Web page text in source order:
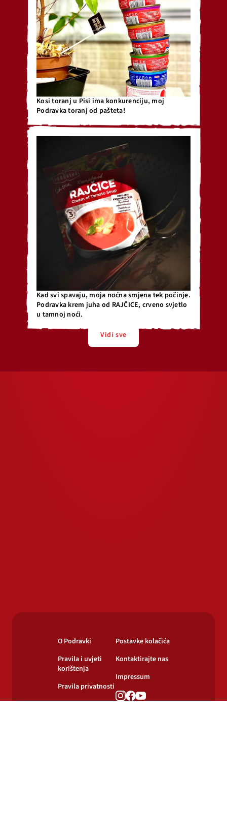
Kosi toranj u Pisi ima konkurenciju, moj
Podravka toranj od pašteta!
Kad svi spavaju, moja noćna smjena tek počinje.
Podravka krem juha od RAJČICE, crveno svjetlo
u tamnoj noći.
Vidi sve
O Podravki
Pravila i uvjeti
korištenja
Pravila privatnosti
Postavke kolačića
Kontaktirajte nas
Impressum